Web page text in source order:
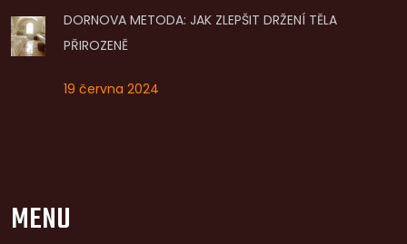
DORNOVA METODA: JAK ZLEPŠIT DRŽENÍ TĚLA
PŘIROZENĚ
19 června 2024
MENU